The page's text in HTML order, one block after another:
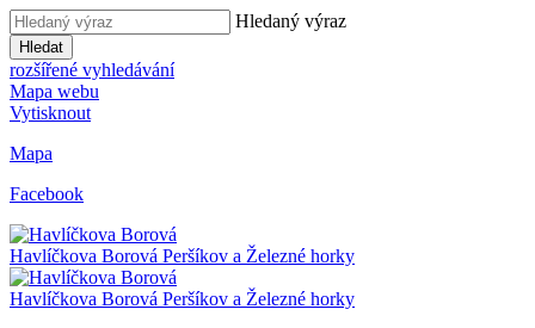
Hledaný výraz
Hledat
rozšířené vyhledávání
Mapa webu
Vytisknout
Mapa
Facebook
Havlíčkova Borová Peršíkov a Železné horky
Havlíčkova Borová Peršíkov a Železné horky